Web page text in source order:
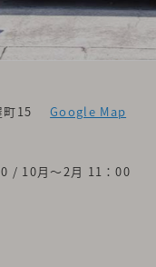
町15
Google Map
/ 10月～2月 11：00